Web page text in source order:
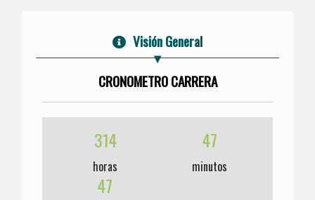
Visión General
CRONOMETRO CARRERA
314
horas
47
minutos
47